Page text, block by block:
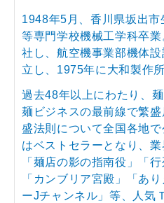
1948年5月、香川県坂出
等専門学校機械工学科卒
社し、航空機事業部機体
立し、1975年に大和製作所
過去48年以上にわたり、
麺ビジネスの最前線で繁
盛法則について全国各地
はベストセラーとなり、業
「麺店の影の指南役」「
「カンブリア宮殿」「あ
ーJチャンネル」等、人気